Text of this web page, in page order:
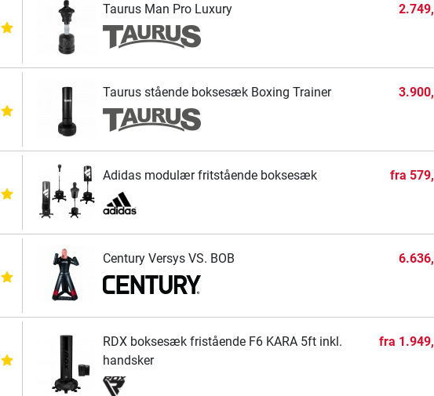
Taurus Man Pro Luxury 2.749,
Taurus stående boksesæk Boxing Trainer 3.900,
Adidas modulær fritstående boksesæk fra 579,
Century Versys VS. BOB 6.636,
RDX boksesæk fristående F6 KARA 5ft inkl.
handsker
fra 1.949,